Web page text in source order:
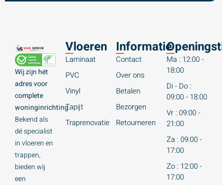
Wij zijn hét
adres voor
complete
woninginrichting.
Bekend als
dé specialist
in vloeren en
trappen,
bieden wij
een
Vloeren
Laminaat
PVC
Vinyl
Tapijt
Traprenovatie
Informatie
Contact
Over ons
Betalen
Bezorgen
Retourneren
Ma : 12:00 -
18:00
Di - Do :
09:00 - 18:00
Vr : 09:00 -
21:00
Za : 09:00 -
17:00
Zo : 12:00 -
17:00